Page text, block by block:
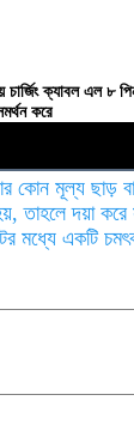
চার্জিং ক্যাবল এল ৮
করে
কোন মূল্য ছাড় বা
তাহলে দয়া করে
মধ্যে একটি